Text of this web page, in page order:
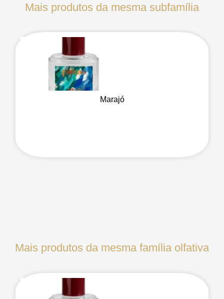
Mais produtos da mesma subfamília
Marajó
Mais produtos da mesma família olfativa